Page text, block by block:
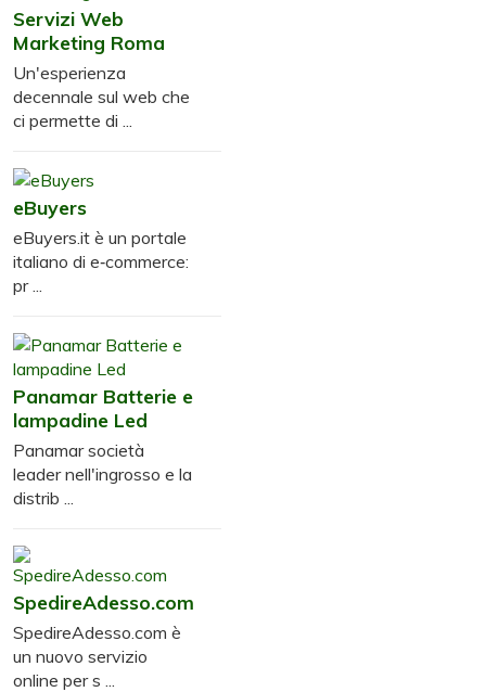
Servizi Web
Marketing Roma
Un'esperienza
decennale sul web che
ci permette di ...
eBuyers
eBuyers.it è un portale
italiano di e‑commerce:
pr ...
Panamar Batterie e
lampadine Led
Panamar società
leader nell'ingrosso e la
distrib ...
SpedireAdesso.com
SpedireAdesso.com è
un nuovo servizio
online per s ...